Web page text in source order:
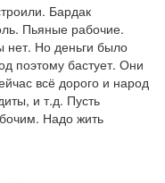
Бардак
Пьяные рабочие.
Но деньги было
поэтому бастует. Они
всё дорого и народ
и т.д. Пусть
Надо жить